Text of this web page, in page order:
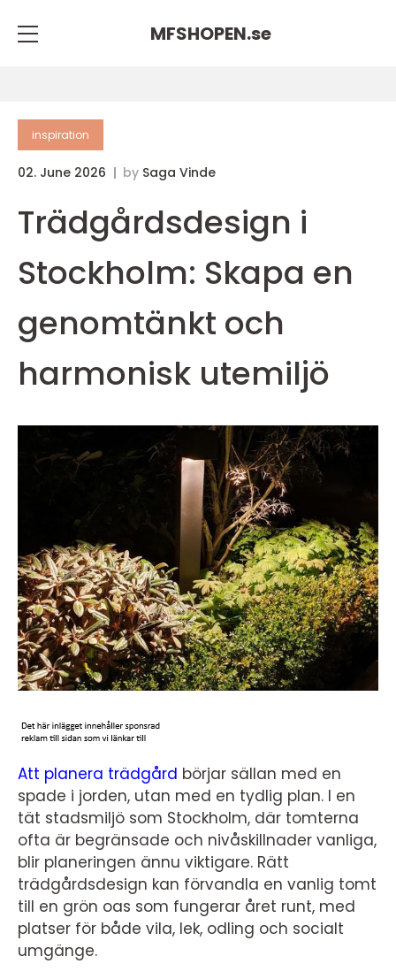
MFSHOPEN.se
inspiration
02. June 2026 by Saga Vinde
Trädgårdsdesign i
Stockholm: Skapa en
genomtänkt och
harmonisk utemiljö
Att planera trädgård börjar sällan med en
spade i jorden, utan med en tydlig plan. I en
tät stadsmiljö som Stockholm, där tomterna
ofta är begränsade och nivåskillnader vanliga,
blir planeringen ännu viktigare. Rätt
trädgårdsdesign kan förvandla en vanlig tomt
till en grön oas som fungerar året runt, med
platser för både vila, lek, odling och socialt
umgänge.